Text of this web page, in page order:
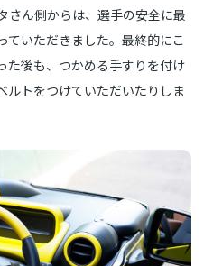
さん側からは、選手の安全に最
ていただきました。最終的にこ
た後も、つかめる手すりを付け
ルトをつけていただいたりしま